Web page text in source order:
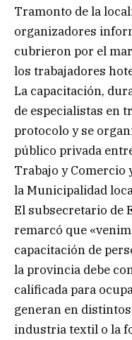
Tramonto de la
organizadores
cubrieron por el
los trabajadores
La capacitación,
de especialistas en
protocolo y se
público privada
Trabajo y Comercio
la Municipalidad
El subsecretario de
remarcó que
capacitación de
la provincia debe
calificada para
generan en
industria textil o la